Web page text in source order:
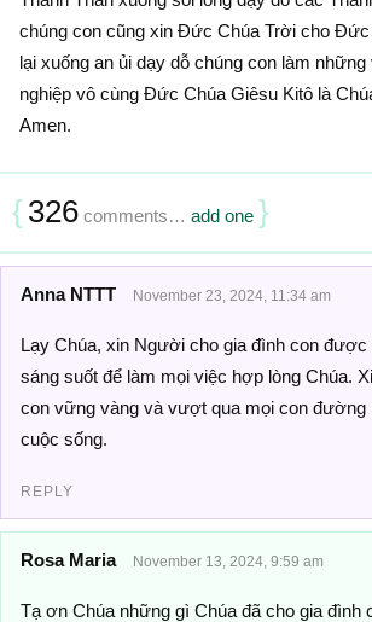
chúng con cũng xin Đức Chúa Trời cho Đức
lại xuống an ủi dạy dỗ chúng con làm
nghiệp vô cùng Đức Chúa Giêsu Kitô là
Amen.
{ 326 comments… add one }
Anna NTTT November 23, 2024, 11:34 am
Lạy Chúa, xin Người cho gia đình con được
sáng suốt để làm mọi việc hợp lòng Chúa.
con vững vàng và vượt qua mọi con đường
cuộc sống.
REPLY
Rosa Maria November 13, 2024, 9:59 am
Tạ ơn Chúa những gì Chúa đã cho gia đình